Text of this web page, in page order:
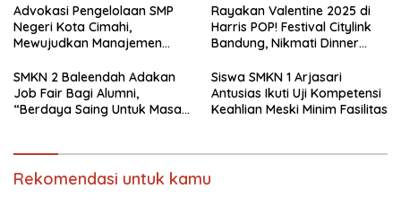
Advokasi Pengelolaan SMP
Negeri Kota Cimahi,
Mewujudkan Manajemen
Rayakan Valentine 2025 di
Harris POP! Festival Citylink
Bandung, Nikmati Dinner
Spesial
SMKN 2 Baleendah Adakan
Job Fair Bagi Alumni,
“Berdaya Saing Untuk Masa
Siswa SMKN 1 Arjasari
Antusias Ikuti Uji Kompetensi
Keahlian Meski Minim Fasilitas
Rekomendasi untuk kamu